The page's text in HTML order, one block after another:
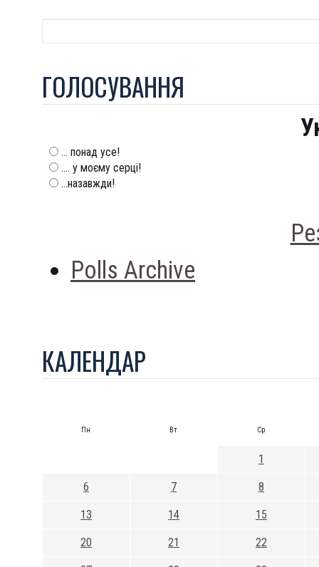
ГОЛОСУВАННЯ
... понад усе!
.... у моєму серці!
...назавжди!
Polls Archive
КАЛЕНДАР
Пн Вт Ср
1
6 7 8
13 14 15
20 21 22